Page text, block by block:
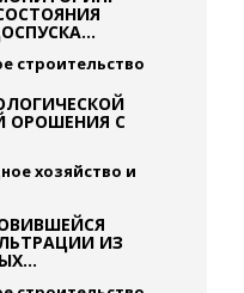
строительство
ОРОШЕНИЯ С
хозяйство и
ИЗ